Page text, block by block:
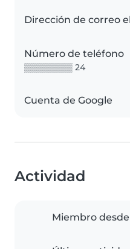
Dirección de correo
Número de teléfono
▒▒▒▒▒▒▒▒ 24
Cuenta de Google
Actividad
Miembro desde